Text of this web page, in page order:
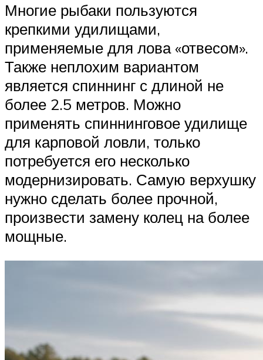
Многие рыбаки пользуются
крепкими удилищами,
применяемые для лова «отвесом».
Также неплохим вариантом
является спиннинг с длиной не
более 2.5 метров. Можно
применять спиннинговое удилище
для карповой ловли, только
потребуется его несколько
модернизировать. Самую верхушку
нужно сделать более прочной,
произвести замену колец на более
мощные.